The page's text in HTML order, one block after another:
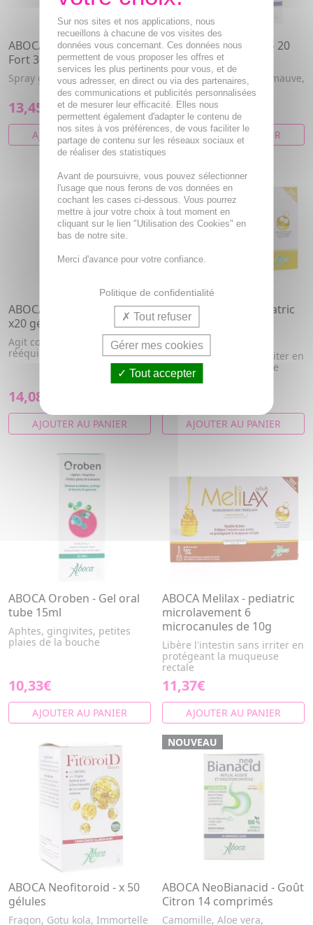
ABOCA Salvigorge Spray
Fort 30ml
Spray gorge.
13,45€
AJOUTER AU PANIER
ABOCA NeoBianacid - 20
sachets
Aloe vera, Calcium, Guimauve,
Mauve, Reglisse
13,45€
AJOUTER AU PANIER
ABOCA Lenodiar - adult
x20 gélules
Agit cotre la diarrhée et
rééquilibre l'intestin
14,08€
AJOUTER AU PANIER
ABOCA Melilax - pediatric
microlavement 6
microcanules de 5g
Libère l'intestin sans irriter en
protégeant la muqueuse
rectale
AJOUTER AU PANIER
ABOCA Oroben - Gel oral
tube 15ml
Aphtes, gingivites, petites
plaies de la bouche
10,33€
AJOUTER AU PANIER
ABOCA Melilax - pediatric
microlavement 6
microcanules de 10g
Libère l'intestin sans irriter en
protégeant la muqueuse
rectale
11,37€
AJOUTER AU PANIER
ABOCA Neofitoroid - x 50
gélules
Fragon, Gotu kola, Immortelle
NOUVEAU
ABOCA NeoBianacid - Goût
Citron 14 comprimés
Camomille, Aloe vera,
Sur nos sites et nos applications, nous
recueillons à chacune de vos visites des
données vous concernant. Ces données nous
permettent de vous proposer les offres et
services les plus pertinents pour vous, et de
vous adresser, en direct ou via des partenaires,
des communications et publicités personnalisées
et de mesurer leur efficacité. Elles nous
permettent également d'adapter le contenu de
nos sites à vos préférences, de vous faciliter le
partage de contenu sur les réseaux sociaux et
de réaliser des statistiques
Avant de poursuivre, vous pouvez sélectionner
l'usage que nous ferons de vos données en
cochant les cases ci-dessous. Vous pourrez
mettre à jour votre choix à tout moment en
cliquant sur le lien "Utilisation des Cookies" en
bas de notre site.
Merci d'avance pour votre confiance.
Politique de confidentialité
Tout refuser
Gérer mes cookies
Tout accepter